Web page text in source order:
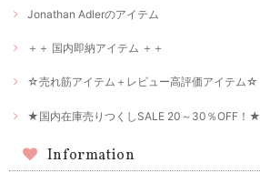
Jonathan Adlerのアイテム
＋＋ 国内即納アイテム ＋＋
☆売れ筋アイテム＋レビュー高評価アイテム☆
★国内在庫売りつくしSALE 20～30％OFF！★
Information